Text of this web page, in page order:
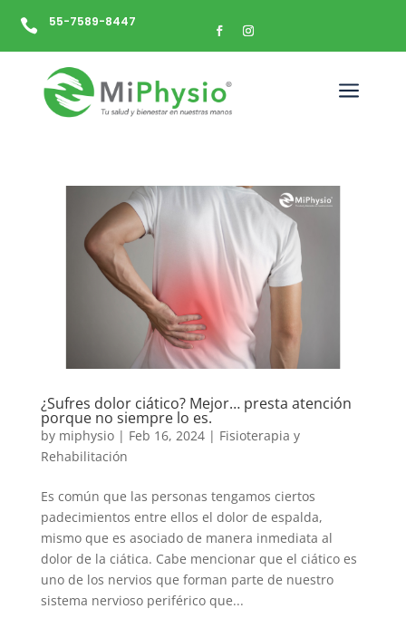
 55-7589-8447
a
¿Sufres dolor ciático? Mejor… presta atención
porque no siempre lo es.
by miphysio| Feb 16, 2024| Fisioterapia y
Rehabilitación
Es común que las personas tengamos ciertos
padecimientos entre ellos el dolor de espalda,
mismo que es asociado de manera inmediata al
dolor de la ciática. Cabe mencionar que el ciático es
uno de los nervios que forman parte de nuestro
sistema nervioso periférico que...